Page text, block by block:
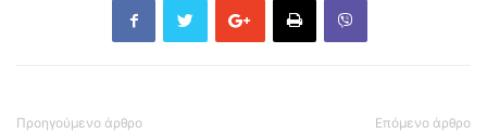
Προηγούμενο άρθρο Επόμενο άρθρο